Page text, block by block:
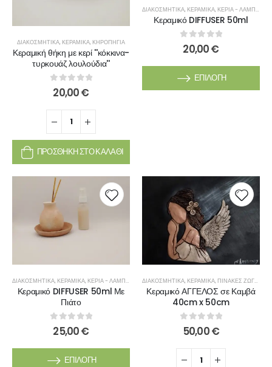
ΔΙΑΚΟΣΜΗΤΙΚΆ,ΚΕΡΑΜΙΚΆ,ΚΗΡΟΠΉΓΙΑ
Κεραμική θήκη με κερί ''κόκκινα-
τυρκουάζ λουλούδια''
0out of 5
20,00€
ΠΡΟΣΘΉΚΗ ΣΤΟ ΚΑΛΆΘΙ
ΔΙΑΚΟΣΜΗΤΙΚΆ,ΚΕΡΑΜΙΚΆ,ΚΕΡΙΆ - ΛΑΜΠΆΔΕΣ
Κεραμικό DIFFUSER 50ml
0out of 5
20,00€
ΕΠΙΛΟΓΉ
ΔΙΑΚΟΣΜΗΤΙΚΆ,ΚΕΡΑΜΙΚΆ,ΚΕΡΙΆ - ΛΑΜΠΆΔΕΣ
Κεραμικό DIFFUSER 50ml Με
Πιάτο
0out of 5
25,00€
ΕΠΙΛΟΓΉ
ΔΙΑΚΟΣΜΗΤΙΚΆ,ΚΕΡΑΜΙΚΆ,ΠΊΝΑΚΕΣ ΖΩΓΡΑΦΙΚΉΣ
Κεραμικό ΑΓΓΕΛΟΣ σε Καμβά
40cm x 50cm
0out of 5
50,00€